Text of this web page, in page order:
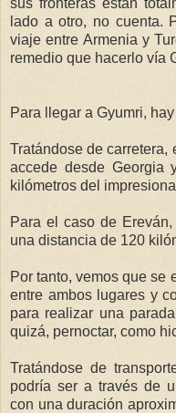
lado a otro, no cuenta.
viaje entre Armenia y
remedio que hacerlo vía
Para llegar a Gyumri,
Tratándose de carretera,
accede desde Georgia
kilómetros del
Para el caso de
una distancia de 120
Por tanto, vemos que se
entre ambos lugares y
para realizar una
quizá, pernoctar, como
Tratándose de
podría ser a través de
con una duración